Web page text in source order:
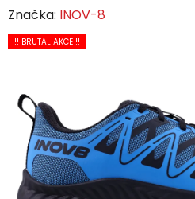
Značka: INOV-8
!! BRUTAL AKCE !!